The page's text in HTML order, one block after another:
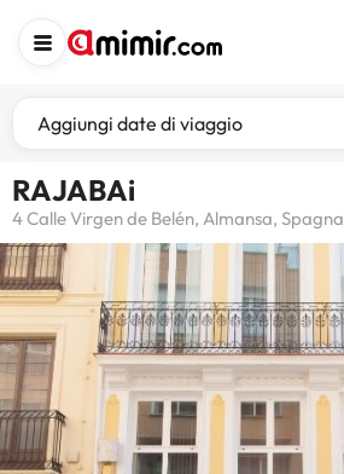
Aggiungi date di viaggio
RAJABAi
4 Calle Virgen de Belén, Almansa, Spagna